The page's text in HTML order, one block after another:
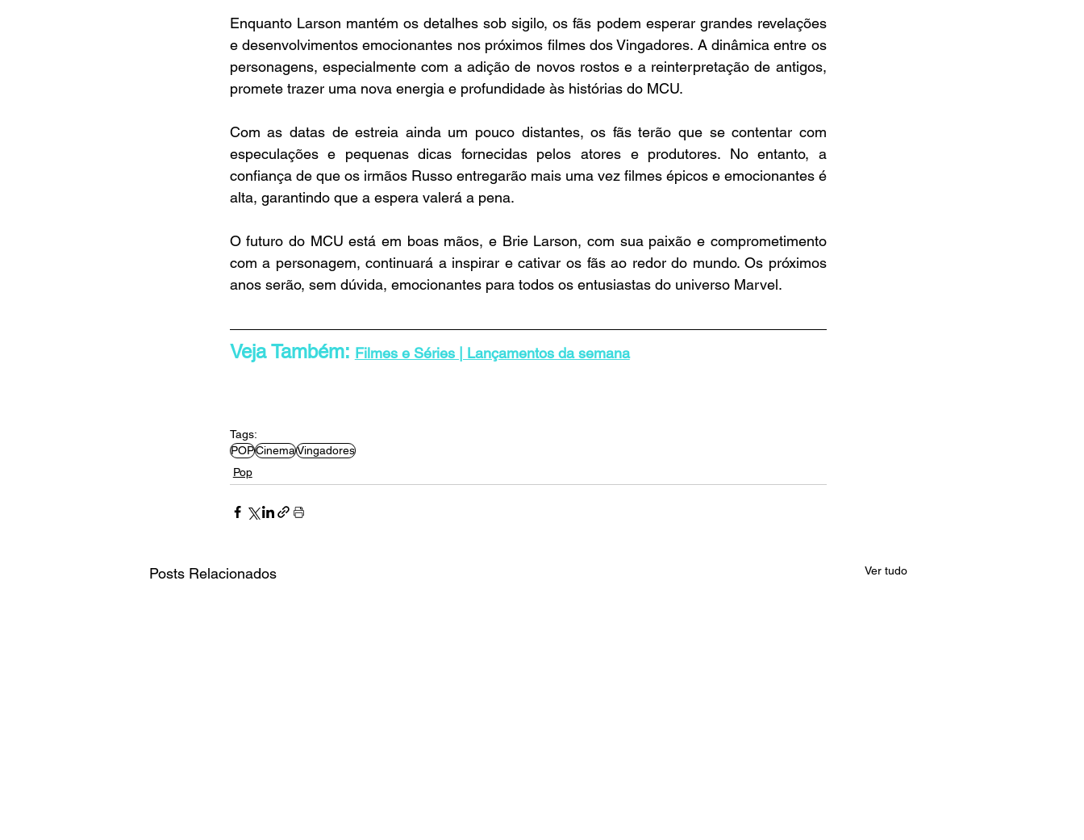
Enquanto Larson mantém os detalhes sob sigilo, os fãs podem esperar grandes revelações
e desenvolvimentos emocionantes nos próximos filmes dos Vingadores. A dinâmica entre os
personagens, especialmente com a adição de novos rostos e a reinterpretação de antigos,
promete trazer uma nova energia e profundidade às histórias do MCU.
Com as datas de estreia ainda um pouco distantes, os fãs terão que se contentar com
especulações e pequenas dicas fornecidas pelos atores e produtores. No entanto, a
confiança de que os irmãos Russo entregarão mais uma vez filmes épicos e emocionantes é
alta, garantindo que a espera valerá a pena.
O futuro do MCU está em boas mãos, e Brie Larson, com sua paixão e comprometimento
com a personagem, continuará a inspirar e cativar os fãs ao redor do mundo. Os próximos
anos serão, sem dúvida, emocionantes para todos os entusiastas do universo Marvel.
Veja Também: Filmes e Séries | Lançamentos da semana
Tags:
POPCinemaVingadores
Pop
Posts Relacionados Ver tudo